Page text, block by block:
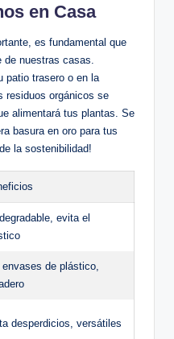
en Casa
es fundamental que
nuestras casas.
patio trasero o en la
residuos orgánicos se
alimentará tus plantas. Se
basura en oro para tus
la sostenibilidad!
evita el
de plástico,
desperdicios, versátiles